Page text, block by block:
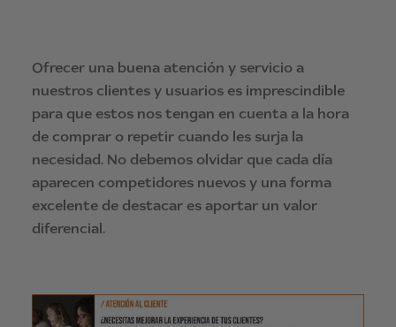
Ofrecer una buena atención y servicio a
nuestros clientes y usuarios es imprescindible
para que estos nos tengan en cuenta a la hora
de comprar o repetir cuando les surja la
necesidad. No debemos olvidar que cada día
aparecen competidores nuevos y una forma
excelente de destacar es aportar un valor
diferencial.